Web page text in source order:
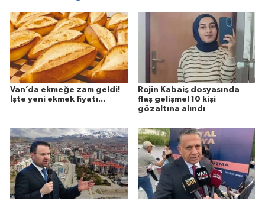
Van’da ekmeğe zam geldi!
İşte yeni ekmek fiyatı...
Rojin Kabaiş dosyasında
flaş gelişme! 10 kişi
gözaltına alındı